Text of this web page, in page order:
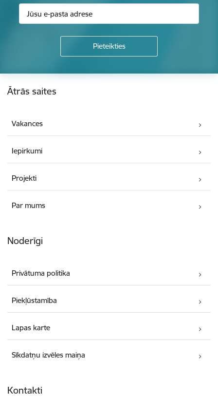
Ātrās saites
Vakances
Iepirkumi
Projekti
Par mums
Noderīgi
Privātuma politika
Piekļūstamība
Lapas karte
Sīkdatņu izvēles maiņa
Kontakti